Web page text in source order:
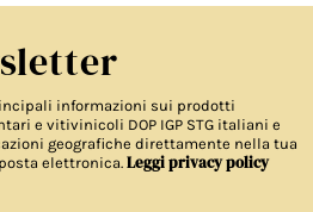
informazioni sui prodotti
e vitivinicoli DOP IGP STG italiani e
geografiche direttamente nella tua
elettronica. Leggi privacy policy